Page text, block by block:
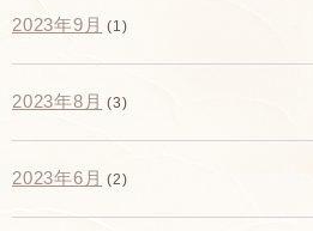
2023年9月 (1)
2023年8月 (3)
2023年6月 (2)